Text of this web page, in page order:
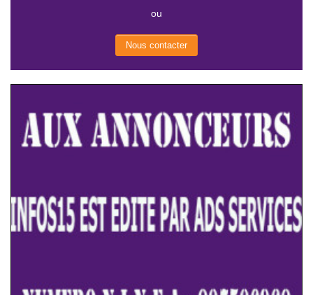
ou
Nous contacter